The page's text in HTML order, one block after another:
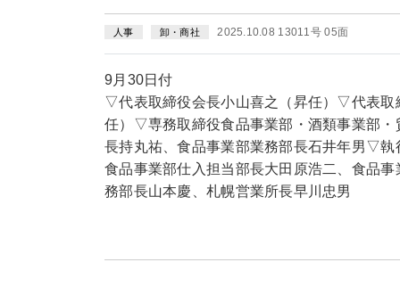
人事 卸・商社 2025.10.08 13011号 05面
9月30日付
▽代表取締役会長小山喜之（昇任）▽代表
任）▽専務取締役食品事業部・酒類事業部
長持丸祐、食品事業部業務部長石井年男▽
食品事業部仕入担当部長大田原浩二、食品
務部長山本慶、札幌営業所長早川忠男